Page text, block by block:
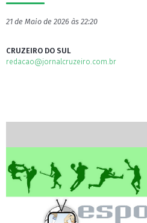
21 de Maio de 2026 às 22:20
CRUZEIRO DO SUL
redacao@jornalcruzeiro.com.br